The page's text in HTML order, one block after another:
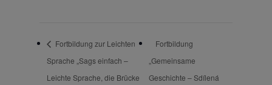
Fortbildung zur Leichten
Sprache „Sags einfach –
Leichte Sprache, die Brücke
Fortbildung
„Gemeinsame
Geschichte – Sdílená